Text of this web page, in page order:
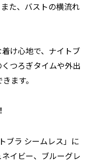
た、バストの横流れ
け心地で、ナイトブ
つろぎタイムや外出
ます。
ブラ シームレス」に
イビー、ブルーグレ